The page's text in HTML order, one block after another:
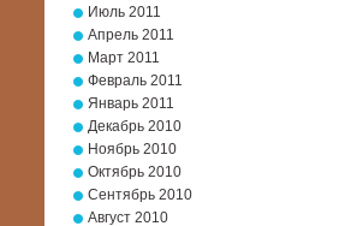
Июль 2011
Апрель 2011
Март 2011
Февраль 2011
Январь 2011
Декабрь 2010
Ноябрь 2010
Октябрь 2010
Сентябрь 2010
Август 2010